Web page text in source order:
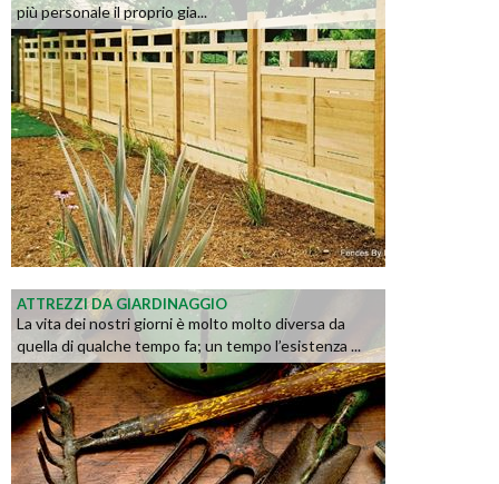
più personale il proprio gia...
ATTREZZI DA GIARDINAGGIO
La vita dei nostri giorni è molto molto diversa da
quella di qualche tempo fa; un tempo l’esistenza ...